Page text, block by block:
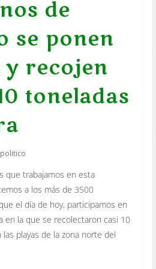
de
se ponen
y recojen
toneladas
que trabajamos en esta
a los más de 3500
el día de hoy, participamos en
en la que se recolectaron casi 10
playas de la zona norte del